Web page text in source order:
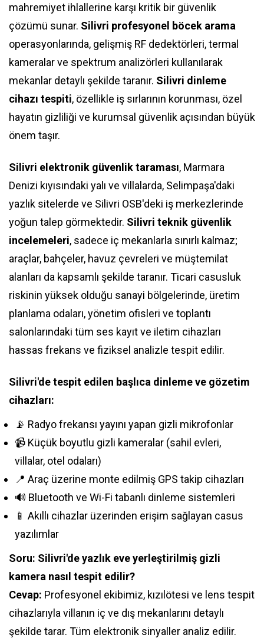
mahremiyet ihlallerine karşı kritik bir güvenlik
çözümü sunar. Silivri profesyonel böcek arama
operasyonlarında, gelişmiş RF dedektörleri, termal
kameralar ve spektrum analizörleri kullanılarak
mekanlar detaylı şekilde taranır. Silivri dinleme
cihazı tespiti, özellikle iş sırlarının korunması, özel
hayatın gizliliği ve kurumsal güvenlik açısından büyük
önem taşır.
Silivri elektronik güvenlik taraması, Marmara
Denizi kıyısındaki yalı ve villalarda, Selimpaşa'daki
yazlık sitelerde ve Silivri OSB'deki iş merkezlerinde
yoğun talep görmektedir. Silivri teknik güvenlik
incelemeleri, sadece iç mekanlarla sınırlı kalmaz;
araçlar, bahçeler, havuz çevreleri ve müştemilat
alanları da kapsamlı şekilde taranır. Ticari casusluk
riskinin yüksek olduğu sanayi bölgelerinde, üretim
planlama odaları, yönetim ofisleri ve toplantı
salonlarındaki tüm ses kayıt ve iletim cihazları
hassas frekans ve fiziksel analizle tespit edilir.
Silivri'de tespit edilen başlıca dinleme ve gözetim
cihazları:
📡 Radyo frekansı yayını yapan gizli mikrofonlar
📹 Küçük boyutlu gizli kameralar (sahil evleri,
villalar, otel odaları)
📍 Araç üzerine monte edilmiş GPS takip cihazları
🔊 Bluetooth ve Wi-Fi tabanlı dinleme sistemleri
📱 Akıllı cihazlar üzerinden erişim sağlayan casus
yazılımlar
Soru: Silivri'de yazlık eve yerleştirilmiş gizli
kamera nasıl tespit edilir?
Cevap: Profesyonel ekibimiz, kızılötesi ve lens tespit
cihazlarıyla villanın iç ve dış mekanlarını detaylı
şekilde tarar. Tüm elektronik sinyaller analiz edilir.